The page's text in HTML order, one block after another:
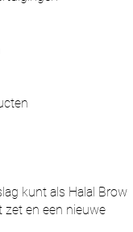
kunt als Halal Brow
zet en een nieuwe